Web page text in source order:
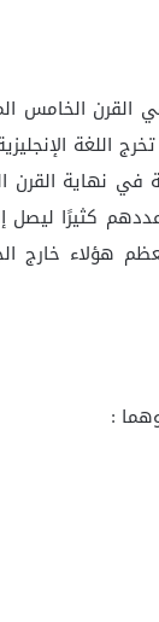
القرن الخامس
اللغة
الثانية عام 1952م ، وقد
: